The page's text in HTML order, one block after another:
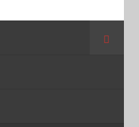
Suche